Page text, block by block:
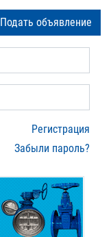
Подать объявление
Регистрация
Забыли пароль?